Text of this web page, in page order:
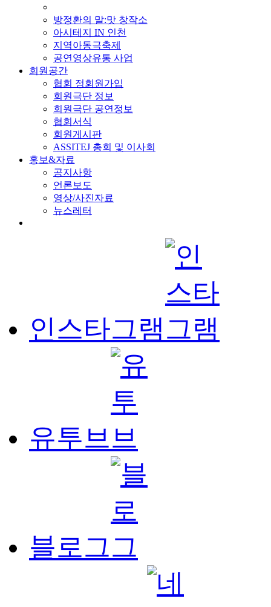
방정환의 말:맛 창작소
아시테지 IN 인천
지역아동극축제
공연영상유통 사업
회원공간
협회 정회원가입
회원극단 정보
회원극단 공연정보
협회서식
회원게시판
ASSITEJ 총회 및 이사회
홍보&자료
공지사항
언론보도
영상/사진자료
뉴스레터
인스타그램
유투브
블로그